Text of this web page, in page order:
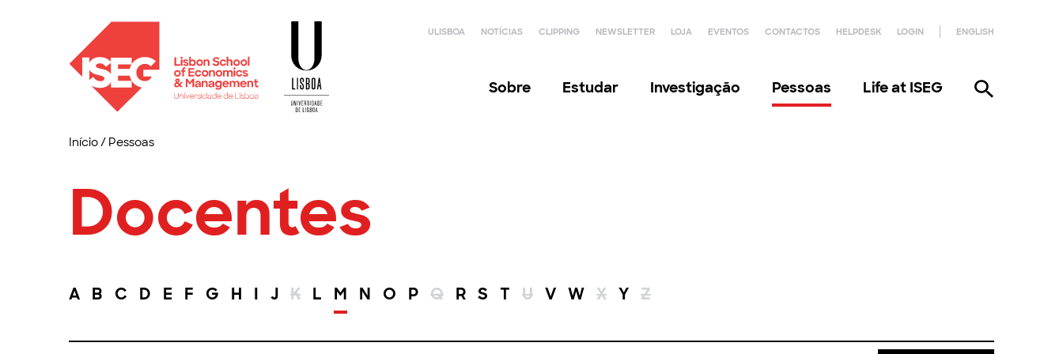
ULISBOA NOTÍCIAS CLIPPING NEWSLETTER LOJA EVENTOS CONTACTOS HELPDESK LOGIN ENGLISH
Sobre Estudar Investigação Pessoas Life at ISEG
Início/ Pessoas
Docentes
A B C D E F G H I J K L M N O P Q R S T U V W X Y Z